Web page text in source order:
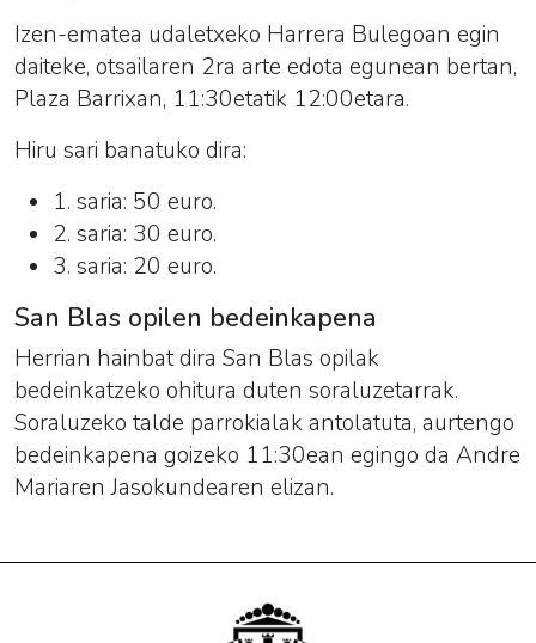
Izen-ematea udaletxeko Harrera Bulegoan egin
daiteke, otsailaren 2ra arte edota egunean bertan,
Plaza Barrixan, 11:30etatik 12:00etara.
Hiru sari banatuko dira:
1. saria: 50 euro.
2. saria: 30 euro.
3. saria: 20 euro.
San Blas opilen bedeinkapena
Herrian hainbat dira San Blas opilak
bedeinkatzeko ohitura duten soraluzetarrak.
Soraluzeko talde parrokialak antolatuta, aurtengo
bedeinkapena goizeko 11:30ean egingo da Andre
Mariaren Jasokundearen elizan.